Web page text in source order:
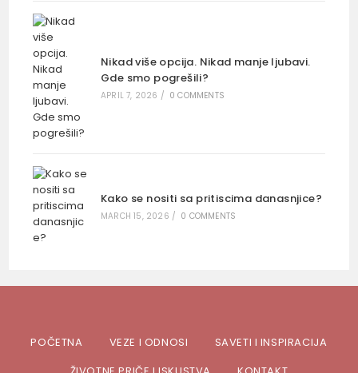
Nikad više opcija. Nikad manje ljubavi.
Gde smo pogrešili?
APRIL 7, 2026 / 0 COMMENTS
Kako se nositi sa pritiscima danasnjice?
MARCH 15, 2026 / 0 COMMENTS
POČETNA VEZE I ODNOSI
SAVETI I INSPIRACIJA